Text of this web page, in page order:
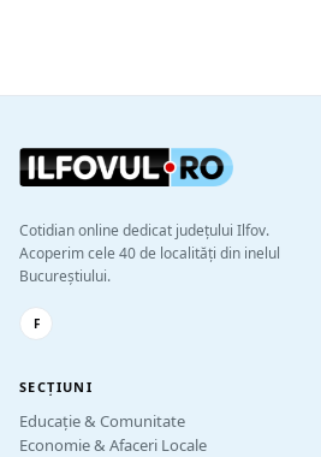
Cotidian online dedicat județului Ilfov.
Acoperim cele 40 de localități din inelul
Bucureștiului.
F
SECȚIUNI
Educație & Comunitate
Economie & Afaceri Locale